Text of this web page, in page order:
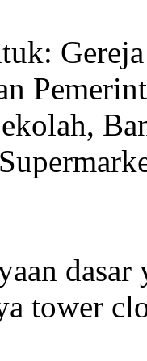
tower